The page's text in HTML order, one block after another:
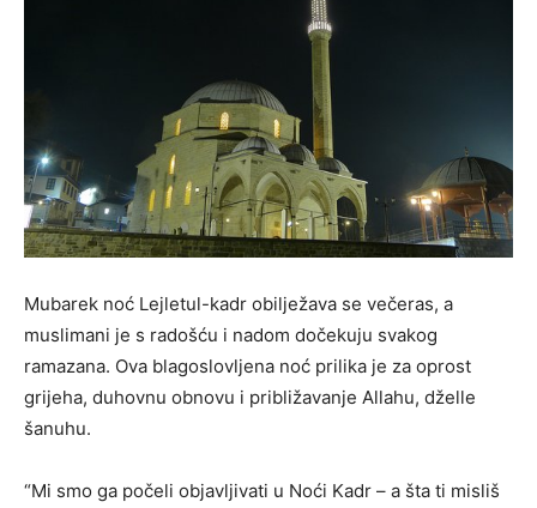
Mubarek noć Lejletul-kadr obilježava se večeras, a
muslimani je s radošću i nadom dočekuju svakog
ramazana. Ova blagoslovljena noć prilika je za oprost
grijeha, duhovnu obnovu i približavanje Allahu, dželle
šanuhu.
“Mi smo ga počeli objavljivati u Noći Kadr – a šta ti misliš